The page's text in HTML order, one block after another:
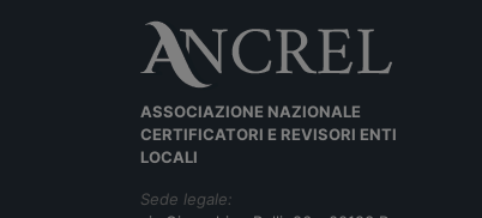
ASSOCIAZIONE NAZIONALE
CERTIFICATORI E REVISORI ENTI
LOCALI
Sede legale: